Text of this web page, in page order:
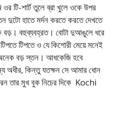
ওর টি-শার্ট তুলে ব্রা খুলে ওকে উপর
দুটো হাতে মর্দন করতে করতে দেখতে
বড়। বহুব্যবহ্রত। বোটা দুআঙুলে ধরে
টিপতে ও যে কিশোরী মেয়ে মনেই
বড় স্তন। আধকেজি হবে
অধীর, কিন্তু যতক্ষন সে আমার ধোন
তার মুখ বুক নিচের দিকে Kochi